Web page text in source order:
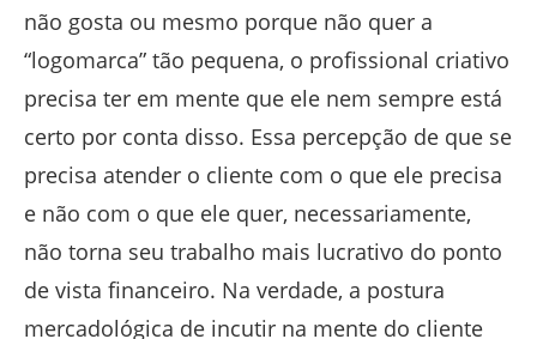
não gosta ou mesmo porque não quer a
“logomarca” tão pequena, o profissional criativo
precisa ter em mente que ele nem sempre está
certo por conta disso. Essa percepção de que se
precisa atender o cliente com o que ele precisa
e não com o que ele quer, necessariamente,
não torna seu trabalho mais lucrativo do ponto
de vista financeiro. Na verdade, a postura
mercadológica de incutir na mente do cliente